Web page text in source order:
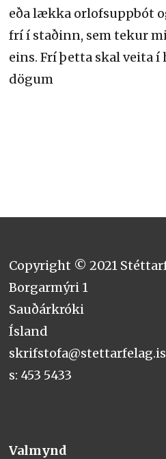
eða lækka orlofsuppbót
frí í staðinn, sem tekur
eins. Frí þetta skal veita
dögum
Copyright © 2021
Borgarmýri 1
Sauðárkróki
Ísland
skrifstofa@stettarfelag.is
s: 453 5433
Valmynd